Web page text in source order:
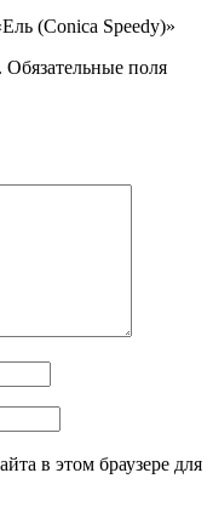
(Conica Speedy)»
Обязательные поля
в этом браузере для